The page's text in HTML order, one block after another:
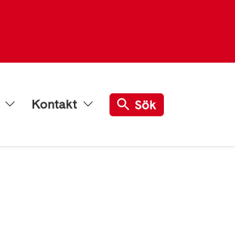
Kontakt Sök